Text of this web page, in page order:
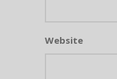
Website